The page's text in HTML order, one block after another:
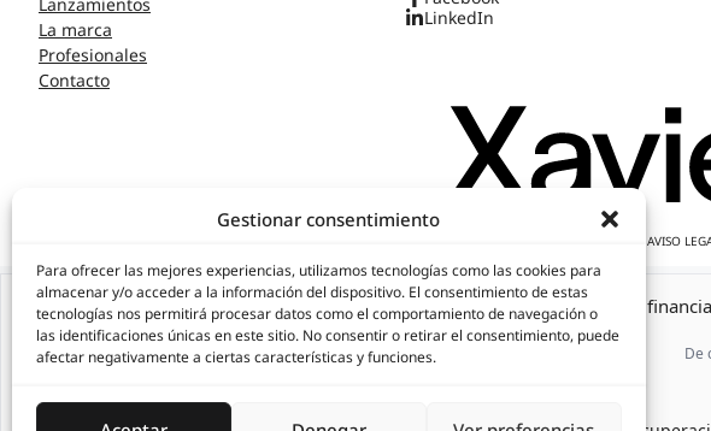
Gestionar consentimiento
Para ofrecer las mejores experiencias, utilizamos tecnologías como las cookies para
almacenar y/o acceder a la información del dispositivo. El consentimiento de estas
tecnologías nos permitirá procesar datos como el comportamiento de navegación o
las identificaciones únicas en este sitio. No consentir o retirar el consentimiento, puede
afectar negativamente a ciertas características y funciones.
Lanzamientos
La marca
Profesionales
Contacto
LinkedIn
AVISO
Emblema de la Unión Europea
Proyecto
De